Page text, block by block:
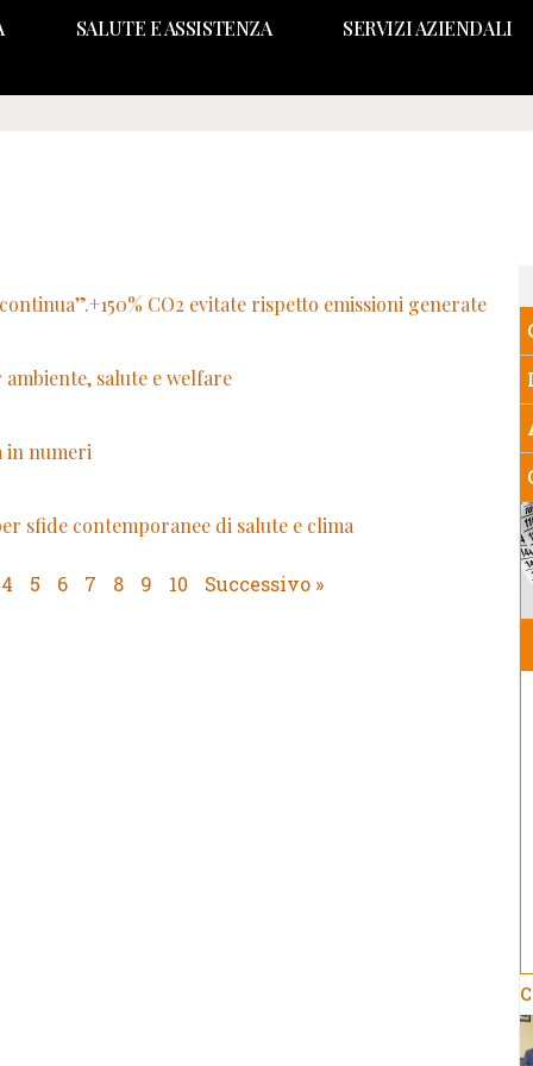
SALUTE E ASSISTENZA SERVIZI AZIENDALI
CO2 evitate rispetto emissioni generate
salute e welfare
in numeri
sfide contemporanee di salute e clima
4 5 6 7 8 9 10 Successivo »